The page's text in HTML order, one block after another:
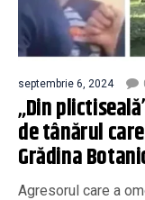
septembrie 6, 2024
„Din
de tânărul
Grădina
Agresorul care a